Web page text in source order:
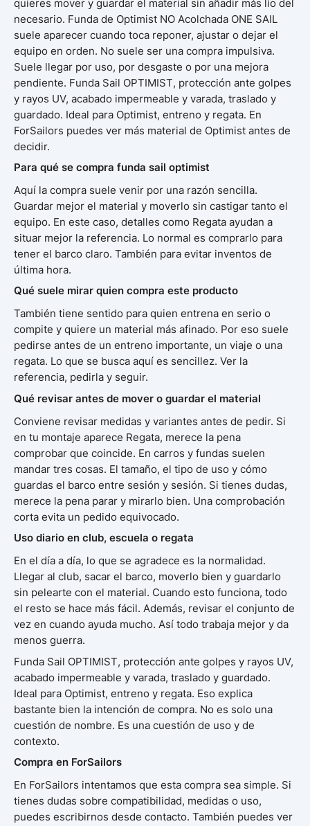
quieres mover y guardar el material sin añadir más lío del
necesario. Funda de Optimist NO Acolchada ONE SAIL
suele aparecer cuando toca reponer, ajustar o dejar el
equipo en orden. No suele ser una compra impulsiva.
Suele llegar por uso, por desgaste o por una mejora
pendiente. Funda Sail OPTIMIST, protección ante golpes
y rayos UV, acabado impermeable y varada, traslado y
guardado. Ideal para Optimist, entreno y regata. En
ForSailors puedes ver más material de Optimist antes de
decidir.
Para qué se compra funda sail optimist
Aquí la compra suele venir por una razón sencilla.
Guardar mejor el material y moverlo sin castigar tanto el
equipo. En este caso, detalles como Regata ayudan a
situar mejor la referencia. Lo normal es comprarlo para
tener el barco claro. También para evitar inventos de
última hora.
Qué suele mirar quien compra este producto
También tiene sentido para quien entrena en serio o
compite y quiere un material más afinado. Por eso suele
pedirse antes de un entreno importante, un viaje o una
regata. Lo que se busca aquí es sencillez. Ver la
referencia, pedirla y seguir.
Qué revisar antes de mover o guardar el material
Conviene revisar medidas y variantes antes de pedir. Si
en tu montaje aparece Regata, merece la pena
comprobar que coincide. En carros y fundas suelen
mandar tres cosas. El tamaño, el tipo de uso y cómo
guardas el barco entre sesión y sesión. Si tienes dudas,
merece la pena parar y mirarlo bien. Una comprobación
corta evita un pedido equivocado.
Uso diario en club, escuela o regata
En el día a día, lo que se agradece es la normalidad.
Llegar al club, sacar el barco, moverlo bien y guardarlo
sin pelearte con el material. Cuando esto funciona, todo
el resto se hace más fácil. Además, revisar el conjunto de
vez en cuando ayuda mucho. Así todo trabaja mejor y da
menos guerra.
Funda Sail OPTIMIST, protección ante golpes y rayos UV,
acabado impermeable y varada, traslado y guardado.
Ideal para Optimist, entreno y regata. Eso explica
bastante bien la intención de compra. No es solo una
cuestión de nombre. Es una cuestión de uso y de
contexto.
Compra en ForSailors
En ForSailors intentamos que esta compra sea simple. Si
tienes dudas sobre compatibilidad, medidas o uso,
puedes escribirnos desde contacto. También puedes ver